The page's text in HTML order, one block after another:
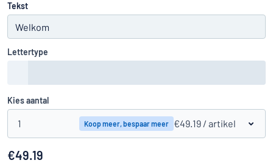
Consument
Tekst
Lettertype
Kies aantal
1 Koop meer, bespaar meer €49.19 / artikel
€49.19